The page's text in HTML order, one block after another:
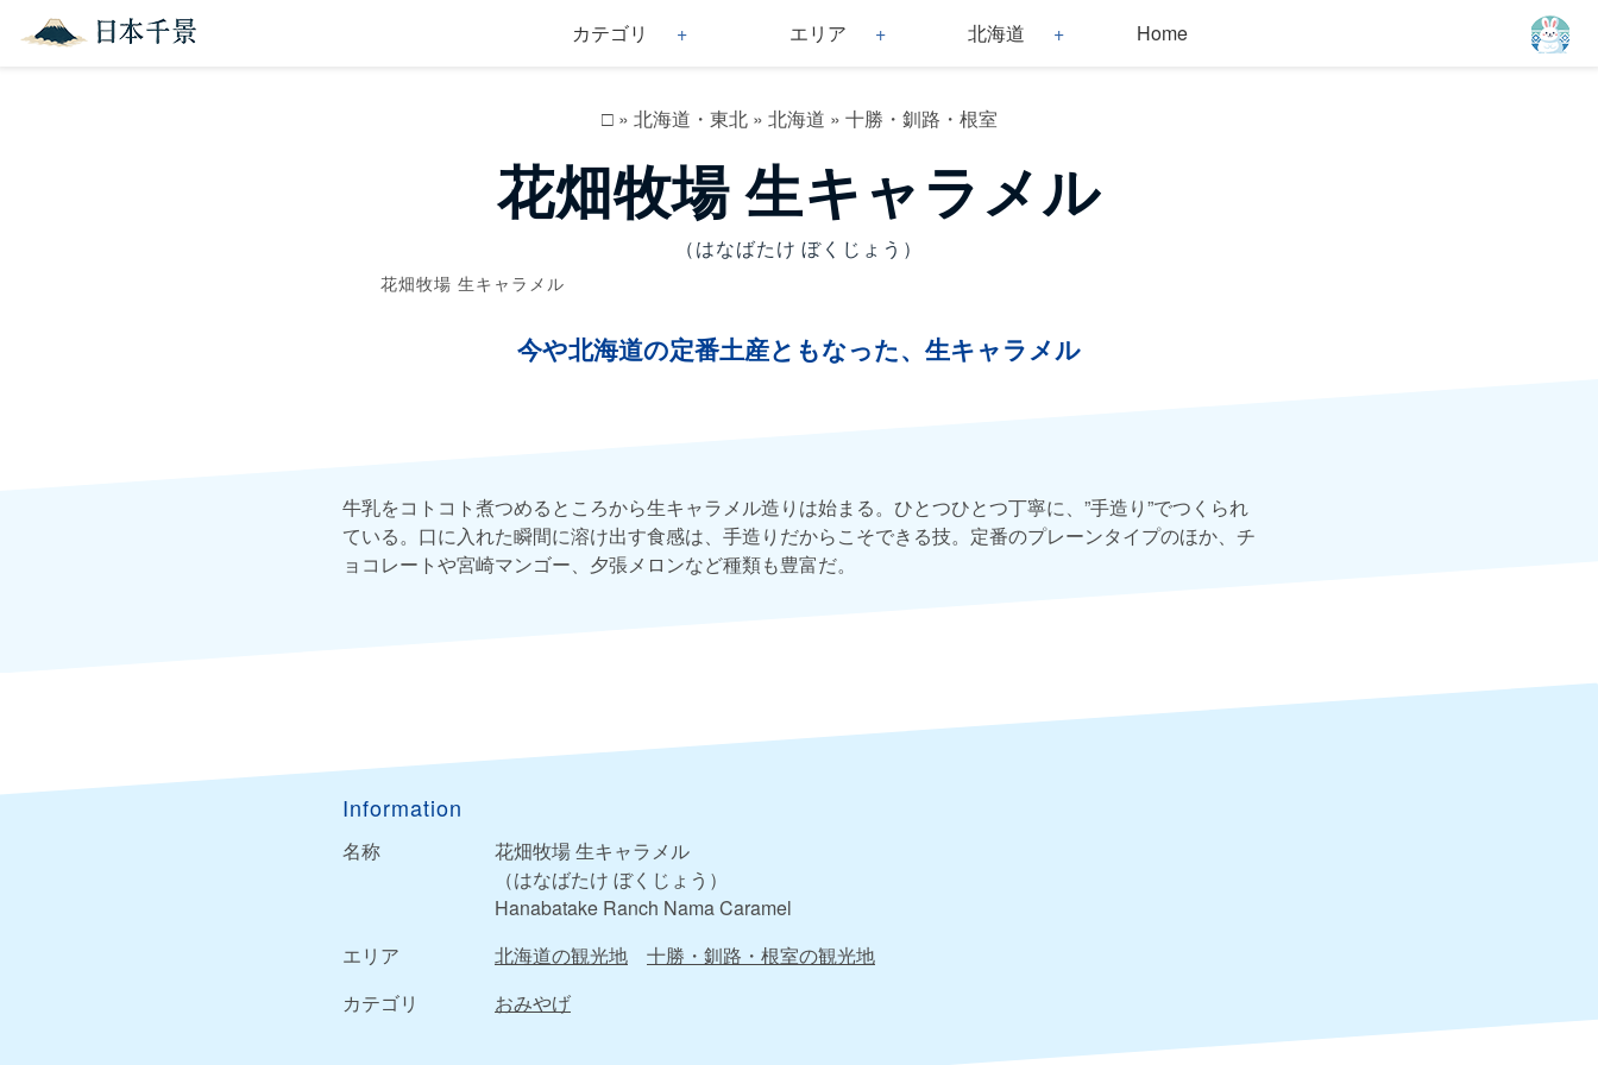
カテゴリ エリア 北海道 Home
□» 北海道・東北» 北海道 » 十勝・釧路・根室
花畑牧場 生キャラメル
（はなばたけ ぼくじょう）
花畑牧場 生キャラメル
今や北海道の定番土産ともなった、生キャラメル
牛乳をコトコト煮つめるところから生キャラメル造りは始まる。ひとつひとつ丁寧に、”手造り”でつくられ
ている。口に入れた瞬間に溶け出す食感は、手造りだからこそできる技。定番のプレーンタイプのほか、チ
ョコレートや宮崎マンゴー、夕張メロンなど種類も豊富だ。
Information
名称
花畑牧場 生キャラメル
（はなばたけ ぼくじょう）
Hanabatake Ranch Nama Caramel
エリア
北海道の観光地
十勝・釧路・根室の観光地
カテゴリ
おみやげ